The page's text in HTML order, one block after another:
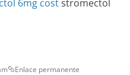
6mg coststromectol
Enlace permanente